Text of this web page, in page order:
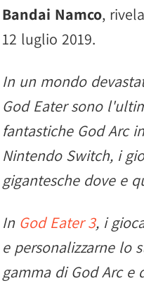
Bandai Namco,
12 luglio 2019.
In un mondo
God Eater sono
fantastiche God Arc
Nintendo Switch, i
gigantesche dove e
In God Eater 3, i
e personalizzarne lo
gamma di God Arc e